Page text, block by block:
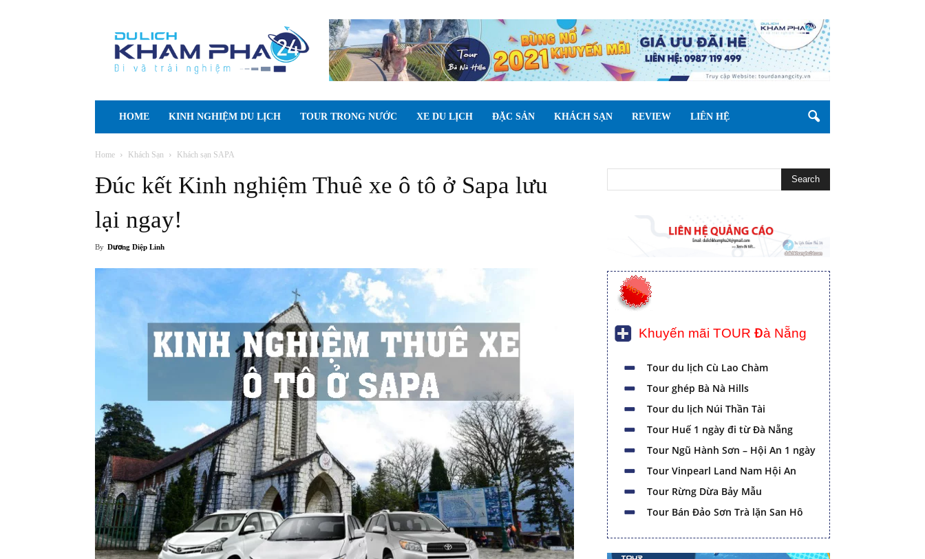
nang
Du
lịch
túc
HOME KINH NGHIỆM DU LỊCH TOUR TRONG NƯỚC XE DU LỊCH ĐẶC SẢN KHÁCH SẠN REVIEW LIÊN HỆ
Home Khách Sạn Khách sạn SAPA
Đúc kết Kinh nghiệm Thuê xe ô tô ở Sapa lưu
lại ngay!
By Dương Diệp Linh
Khuyến mãi TOUR Đà Nẵng
Tour du lịch Cù Lao Chàm
Tour ghép Bà Nà Hills
Tour du lịch Núi Thần Tài
Tour Huế 1 ngày đi từ Đà Nẵng
Tour Ngũ Hành Sơn – Hội An 1 ngày
Tour Vinpearl Land Nam Hội An
Tour Rừng Dừa Bảy Mẫu
Tour Bán Đảo Sơn Trà lặn San Hô